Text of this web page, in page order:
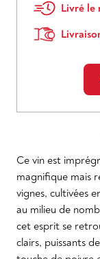
Livré le
Ce vin est
magnifique mais
vignes, cultivées
au milieu de
cet esprit se
clairs, puissants